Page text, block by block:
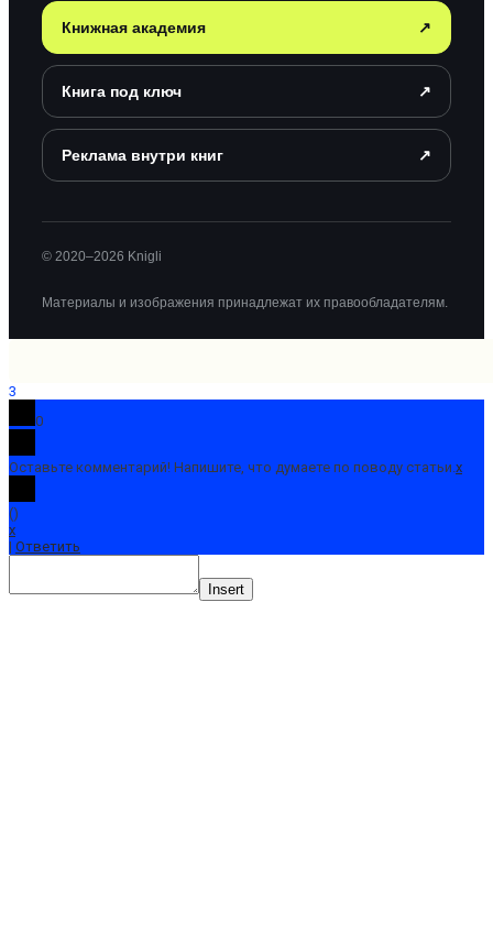
Книжная академия ↗
Книга под ключ ↗
Реклама внутри книг ↗
© 2020–2026 Knigli
Материалы и изображения принадлежат их правообладателям.
3
0
Оставьте комментарий! Напишите, что думаете по поводу статьи.x
()
x
| Ответить
Insert